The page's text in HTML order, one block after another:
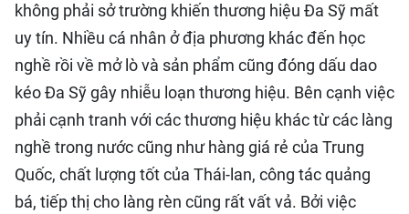
không phải sở trường khiến thương hiệu Đa Sỹ mất
uy tín. Nhiều cá nhân ở địa phương khác đến học
nghề rồi về mở lò và sản phẩm cũng đóng dấu dao
kéo Đa Sỹ gây nhiễu loạn thương hiệu. Bên cạnh việc
phải cạnh tranh với các thương hiệu khác từ các làng
nghề trong nước cũng như hàng giá rẻ của Trung
Quốc, chất lượng tốt của Thái-lan, công tác quảng
bá, tiếp thị cho làng rèn cũng rất vất vả. Bởi việc